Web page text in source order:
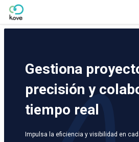
Skip to Main Content
Gestiona
precisión y
tiempo real
Impulsa la eficiencia y visibilidad en